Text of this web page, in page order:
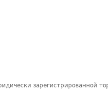
зарегистрированной